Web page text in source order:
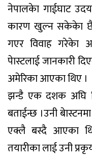
नेपालकेा गाईघाट
कारण खुल्न सकेकेा छैन
गएर विवाह गरेकेा
पेास्टलाई जानकारी
अमेरिका आएका थिए ।
झन्डै एक दशक अघि
बताईन्छ ।उनी
एक्लै बस्दै आएका
तयारीका लाई उनी